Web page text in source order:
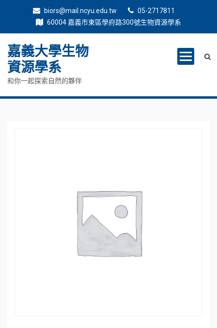
biors@mail.ncyu.edu.tw
05-2717811
60004 嘉義市東區學府路300號生物資源學系
嘉義大學生物
資源學系
和你一起探索自然的夥伴